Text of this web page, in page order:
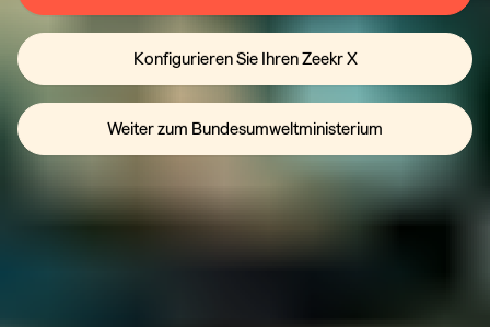
Konfigurieren Sie Ihren Zeekr X
Weiter zum Bundesumweltministerium